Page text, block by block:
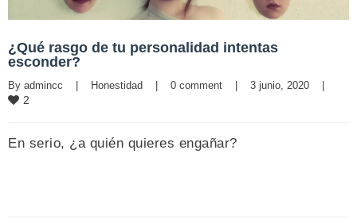
¿Qué rasgo de tu personalidad intentas
esconder?
By admincc | Honestidad | 0 comment | 3 junio, 2020 |
2
En serio, ¿a quién quieres engañar?